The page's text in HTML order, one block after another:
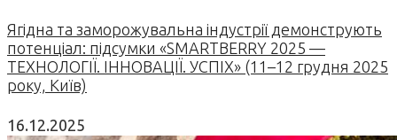
Ягідна та заморожувальна індустрії демонструють
потенціал: підсумки «SMARTBERRY 2025 —
ТЕХНОЛОГІЇ. ІННОВАЦІЇ. УСПІХ» (11–12 грудня 2025
року, Київ)
16.12.2025